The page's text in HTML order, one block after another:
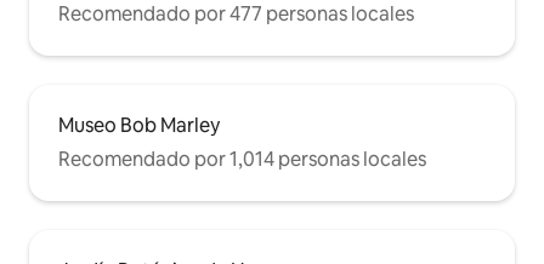
Recomendado por 477 personas locales
Museo Bob Marley
Recomendado por 1,014 personas locales